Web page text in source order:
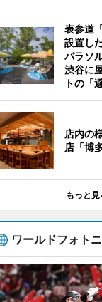
表参道
設置し
パラソ
渋谷に
トの「
店内の
店「博
もっと見
ワールドフォト